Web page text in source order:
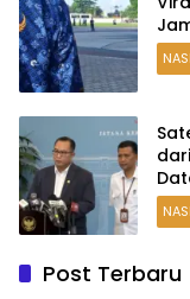
Post Terbaru